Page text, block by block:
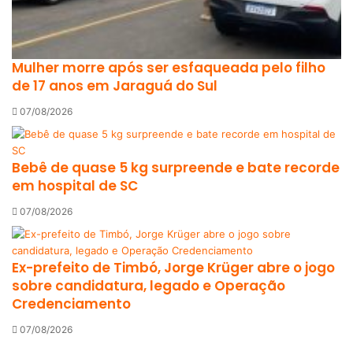
Mulher morre após ser esfaqueada pelo filho
de 17 anos em Jaraguá do Sul
07/08/2026
Bebê de quase 5 kg surpreende e bate recorde
em hospital de SC
07/08/2026
Ex-prefeito de Timbó, Jorge Krüger abre o jogo
sobre candidatura, legado e Operação
Credenciamento
07/08/2026